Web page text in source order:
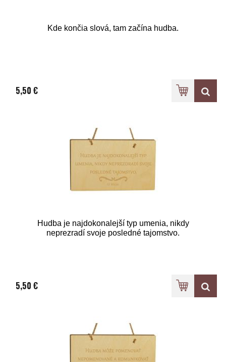
Kde končia slová, tam začína hudba.
5,50 €
Hudba je najdokonalejší typ umenia, nikdy
neprezradí svoje posledné tajomstvo.
5,50 €